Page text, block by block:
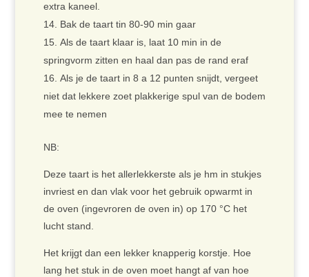
extra kaneel.
Bak de taart tin 80-90 min gaar
Als de taart klaar is, laat 10 min in de
springvorm zitten en haal dan pas de rand eraf
Als je de taart in 8 a 12 punten snijdt, vergeet
niet dat lekkere zoet plakkerige spul van de bodem
mee te nemen
NB:
Deze taart is het allerlekkerste als je hm in stukjes
invriest en dan vlak voor het gebruik opwarmt in
de oven (ingevroren de oven in) op 170 °C het
lucht stand.
Het krijgt dan een lekker knapperig korstje. Hoe
lang het stuk in de oven moet hangt af van hoe